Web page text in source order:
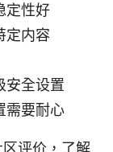
定性好
定内容
安全设置
需要耐心
评价，了解